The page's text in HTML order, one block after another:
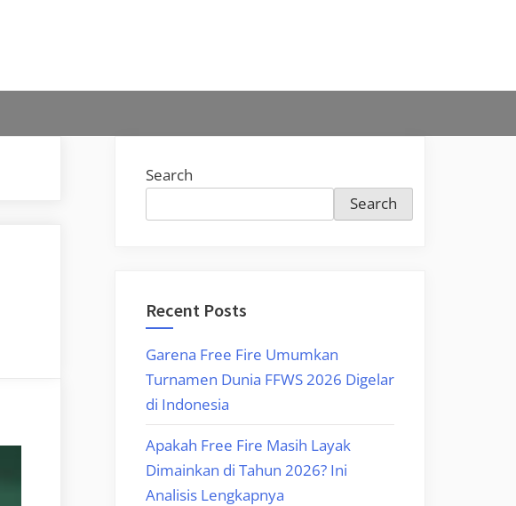
Search
Search
Recent Posts
Garena Free Fire Umumkan
Turnamen Dunia FFWS 2026 Digelar
di Indonesia
Apakah Free Fire Masih Layak
Dimainkan di Tahun 2026? Ini
Analisis Lengkapnya